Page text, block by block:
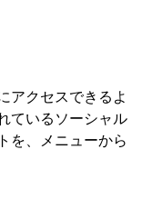
アクセスできるよ
ているソーシャル
を、メニューから